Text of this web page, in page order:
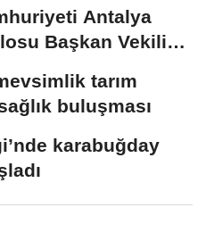
Antalya
Başkan Vekili
tarım
buluşması
karabuğday